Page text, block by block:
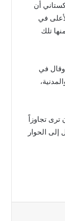
أن
في
تلك
وقال في
ترى تجاوزاً
إلى الحوار